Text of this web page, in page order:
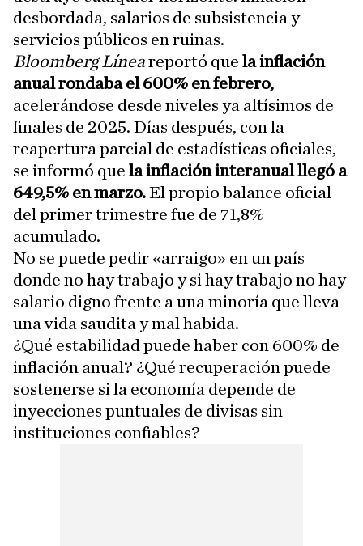
desbordada, salarios de subsistencia y
servicios públicos en ruinas.
Bloomberg Líneareportó que la inflación
anual rondaba el 600% en febrero,
acelerándose desde niveles ya altísimos de
finales de 2025. Días después, con la
reapertura parcial de estadísticas oficiales,
se informó que la inflación interanual llegó a
649,5% en marzo.El propio balance oficial
del primer trimestre fue de 71,8%
acumulado.
No se puede pedir «arraigo» en un país
donde no hay trabajo y si hay trabajo no hay
salario digno frente a una minoría que lleva
una vida saudita y mal habida.
¿Qué estabilidad puede haber con 600% de
inflación anual? ¿Qué recuperación puede
sostenerse si la economía depende de
inyecciones puntuales de divisas sin
instituciones confiables?